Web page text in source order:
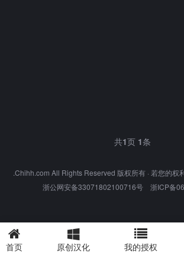
共1页 1条
.Chihh.com All Rights Reserved 版权所有 · 若您的权
浙公网安备33071802100716号
浙ICP备
首页 原创汉化 我的授权
hhchina_chihh